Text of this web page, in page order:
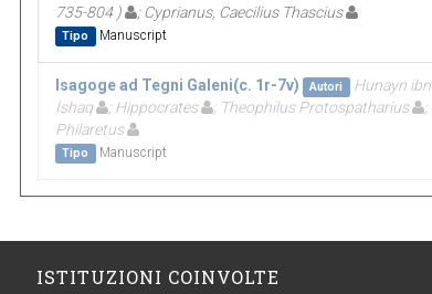
735-804 )
; Cyprianus, Caecilius Thascius
Tipo Manuscript
Isagoge ad Tegni Galeni(c. 1r-7v) Autori
Hunayn ibn
Ishaq
; Hippocrates ; Theophilus Protospatharius
;
Philaretus
Tipo Manuscript
ISTITUZIONI COINVOLTE